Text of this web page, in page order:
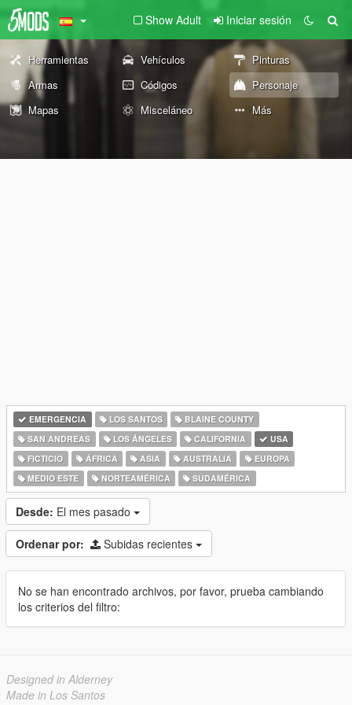
Show Adult Iniciar sesión
Herramientas Vehículos
Pinturas
Armas
Códigos
Personaje
Mapas
Misceláneo Más
EMERGENCIA LOS SANTOS
BLAINE COUNTY
SAN ANDREAS
LOS ÁNGELES CALIFORNIA
USA
FICTICIO
ÁFRICA ASIA AUSTRALIA
EUROPA
MEDIO ESTE
NORTEAMÉRICA SUDAMÉRICA
Desde: El mes pasado
Ordenar por: Subidas recientes
No se han encontrado archivos, por favor, prueba cambiando
los criterios del filtro:
Designed in Alderney
Made in Los Santos